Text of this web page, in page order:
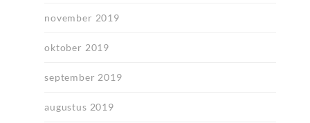
november 2019
oktober 2019
september 2019
augustus 2019